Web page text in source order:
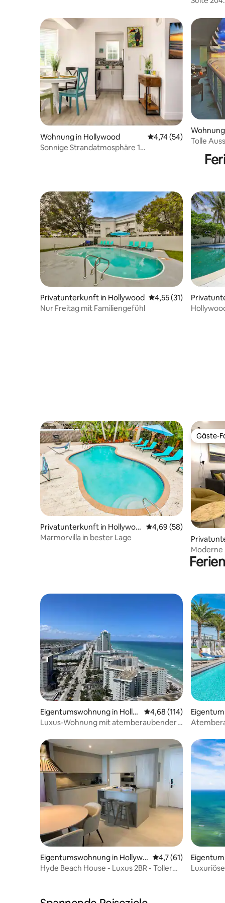
Wohnung in Hollywood Durchschnittliche
4,74 (54)
Sonnige Strandatmosphäre 1
Tolle
Privatunterkunft in Hollywood Durchschnittliche
4,55 (31)
Nur Freitag mit Familiengefühl
d
Privatunterkunft in Hollywoo
d
Durchschnittliche
4,69 (58)
Marmorvilla in bester Lage
Gäste-
Gäste-
le
Moderne
wenige
Eigentumswohnung in Holly
wood
Durchschnittliche
4,68 (114)
Luxus-Wohnung mit atemberaubender
ood
Eigentumswohnung in Hollywo
od
Durchschnittliche
4,7 (61)
Hyde Beach House - Luxus 2BR - Toller
wood